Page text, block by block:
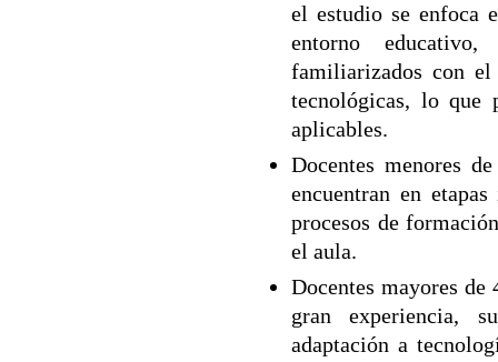
el estudio se enfoca
entorno
familiarizados con el
tecnológicas, lo que
aplicables.
Docentes menores
encuentran en
procesos de
el aula.
Docentes mayores de
gran experiencia,
adaptación a